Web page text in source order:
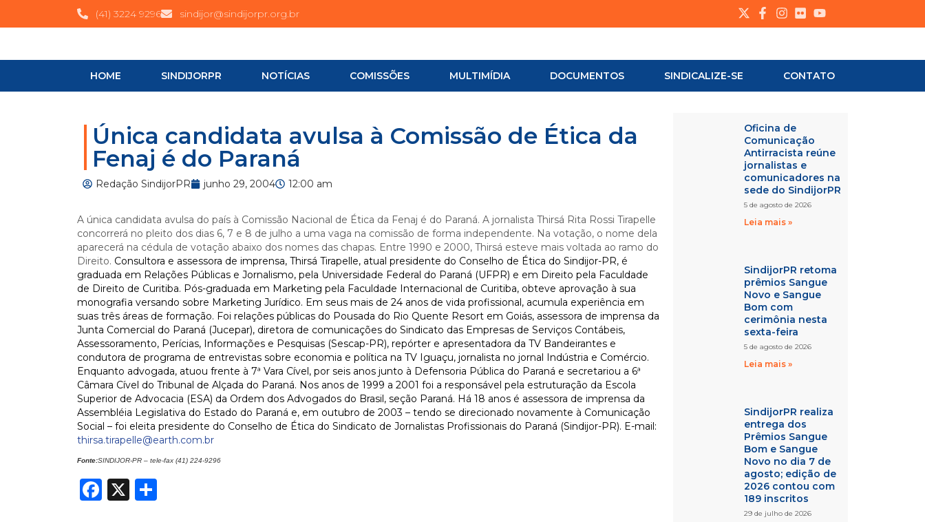
(41) 3224 9296 sindijor@sindijorpr.org.br
HOME SINDIJORPR NOTÍCIAS COMISSÕES MULTIMÍDIA DOCUMENTOS SINDICALIZE-SE CONTATO
Única candidata avulsa à Comissão de Ética da
Fenaj é do Paraná
Redação SindijorPR junho 29, 2004 12:00 am
A única candidata avulsa do país à Comissão Nacional de Ética da Fenaj é do Paraná. A jornalista Thirsá Rita Rossi Tirapelle
concorrerá no pleito dos dias 6, 7 e 8 de julho a uma vaga na comissão de forma independente. Na votação, o nome dela
aparecerá na cédula de votação abaixo dos nomes das chapas. Entre 1990 e 2000, Thirsá esteve mais voltada ao ramo do
Direito. Consultora e assessora de imprensa, Thirsá Tirapelle, atual presidente do Conselho de Ética do Sindijor-PR, é
graduada em Relações Públicas e Jornalismo, pela Universidade Federal do Paraná (UFPR) e em Direito pela Faculdade
de Direito de Curitiba. Pós-graduada em Marketing pela Faculdade Internacional de Curitiba, obteve aprovação à sua
monografia versando sobre Marketing Jurídico. Em seus mais de 24 anos de vida profissional, acumula experiência em
suas três áreas de formação. Foi relações públicas do Pousada do Rio Quente Resort em Goiás, assessora de imprensa da
Junta Comercial do Paraná (Jucepar), diretora de comunicações do Sindicato das Empresas de Serviços Contábeis,
Assessoramento, Perícias, Informações e Pesquisas (Sescap-PR), repórter e apresentadora da TV Bandeirantes e
condutora de programa de entrevistas sobre economia e política na TV Iguaçu, jornalista no jornal Indústria e Comércio.
Enquanto advogada, atuou frente à 7ª Vara Cível, por seis anos junto à Defensoria Pública do Paraná e secretariou a 6ª
Câmara Cível do Tribunal de Alçada do Paraná. Nos anos de 1999 a 2001 foi a responsável pela estruturação da Escola
Superior de Advocacia (ESA) da Ordem dos Advogados do Brasil, seção Paraná. Há 18 anos é assessora de imprensa da
Assembléia Legislativa do Estado do Paraná e, em outubro de 2003 – tendo se direcionado novamente à Comunicação
Social – foi eleita presidente do Conselho de Ética do Sindicato de Jornalistas Profissionais do Paraná (Sindijor-PR). E-mail:
thirsa.tirapelle@earth.com.br
Fonte:SINDIJOR-PR – tele-fax (41) 224-9296
Facebook
X
Oficina de
Comunicação
Antirracista reúne
jornalistas e
comunicadores na
sede do SindijorPR
5 de agosto de 2026
Leia mais »
SindijorPR retoma
prêmios Sangue
Novo e Sangue
Bom com
cerimônia nesta
sexta-feira
5 de agosto de 2026
Leia mais »
SindijorPR realiza
entrega dos
Prêmios Sangue
Bom e Sangue
Novo no dia 7 de
agosto; edição de
2026 contou com
189 inscritos
29 de julho de 2026